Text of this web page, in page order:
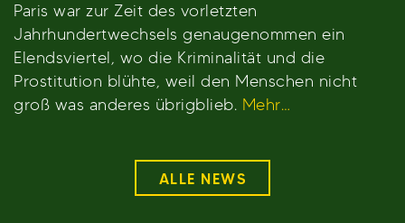
Paris war zur Zeit des vorletzten
Jahrhundertwechsels genaugenommen ein
Elendsviertel, wo die Kriminalität und die
Prostitution blühte, weil den Menschen nicht
groß was anderes übrigblieb. Mehr…
ALLE NEWS